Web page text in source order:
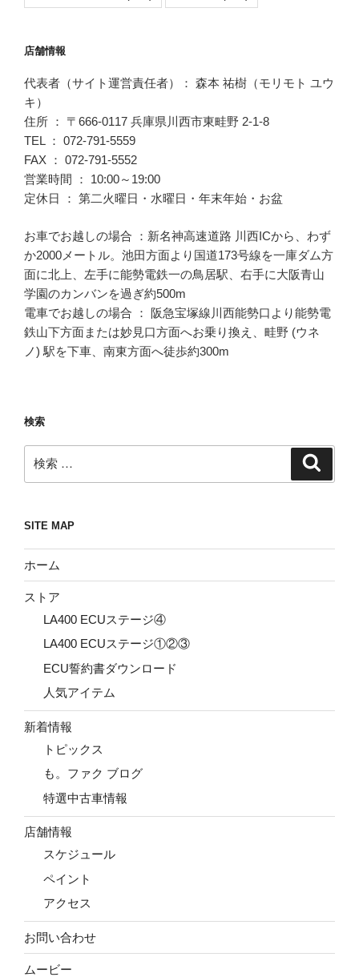
店舗情報
代表者（サイト運営責任者）： 森本 祐樹（モリモト ユウ
キ）
住所 ： 〒666-0117 兵庫県川西市東畦野 2-1-8
TEL ： 072-791-5559
FAX ： 072-791-5552
営業時間 ： 10:00～19:00
定休日 ： 第二火曜日・水曜日・年末年始・お盆
お車でお越しの場合 ：新名神高速道路 川西ICから、わず
か2000メートル。池田方面より国道173号線を一庫ダム方
面に北上、左手に能勢電鉄一の鳥居駅、右手に大阪青山
学園のカンバンを過ぎ約500m
電車でお越しの場合 ： 阪急宝塚線川西能勢口より能勢電
鉄山下方面または妙見口方面へお乗り換え、畦野 (ウネ
ノ) 駅を下車、南東方面へ徒歩約300m
検索
索:
SITE MAP
ホーム
ストア
LA400 ECUステージ④
LA400 ECUステージ①②③
ECU誓約書ダウンロード
人気アイテム
新着情報
トピックス
も。ファク ブログ
特選中古車情報
店舗情報
スケジュール
ペイント
アクセス
お問い合わせ
ムービー